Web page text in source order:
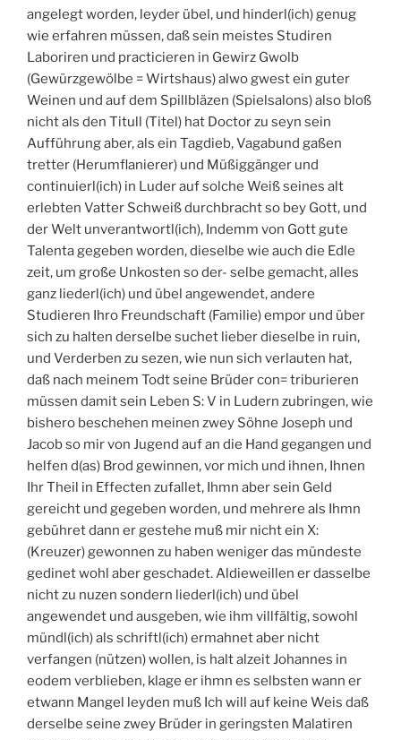
angelegt worden, leyder übel, und hinderl(ich) genug
wie erfahren müssen, daß sein meistes Studiren
Laboriren und practicieren in Gewirz Gwolb
(Gewürzgewölbe = Wirtshaus) alwo gwest ein guter
Weinen und auf dem Spillbläzen (Spielsalons) also bloß
nicht als den Titull (Titel) hat Doctor zu seyn sein
Aufführung aber, als ein Tagdieb, Vagabund gaßen
tretter (Herumflanierer) und Müßiggänger und
continuierl(ich) in Luder auf solche Weiß seines alt
erlebten Vatter Schweiß durchbracht so bey Gott, und
der Welt unverantwortl(ich), Indemm von Gott gute
Talenta gegeben worden, dieselbe wie auch die Edle
zeit, um große Unkosten so der- selbe gemacht, alles
ganz liederl(ich) und übel angewendet, andere
Studieren Ihro Freundschaft (Familie) empor und über
sich zu halten derselbe suchet lieber dieselbe in ruin,
und Verderben zu sezen, wie nun sich verlauten hat,
daß nach meinem Todt seine Brüder con= triburieren
müssen damit sein Leben S: V in Ludern zubringen, wie
bishero beschehen meinen zwey Söhne Joseph und
Jacob so mir von Jugend auf an die Hand gegangen und
helfen d(as) Brod gewinnen, vor mich und ihnen, Ihnen
Ihr Theil in Effecten zufallet, Ihmn aber sein Geld
gereicht und gegeben worden, und mehrere als Ihmn
gebühret dann er gestehe muß mir nicht ein X:
(Kreuzer) gewonnen zu haben weniger das mündeste
gedinet wohl aber geschadet. Aldieweillen er dasselbe
nicht zu nuzen sondern liederl(ich) und übel
angewendet und ausgeben, wie ihm villfältig, sowohl
mündl(ich) als schriftl(ich) ermahnet aber nicht
verfangen (nützen) wollen, is halt alzeit Johannes in
eodem verblieben, klage er ihmn es selbsten wann er
etwann Mangel leyden muß Ich will auf keine Weis daß
derselbe seine zwey Brüder in geringsten Malatiren